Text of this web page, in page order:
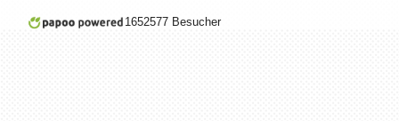
1652577 Besucher